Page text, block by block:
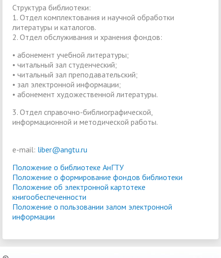
Структура библиотеки:
1. Отдел комплектования и научной обработки
литературы и каталогов.
2. Отдел обслуживания и хранения фондов:
• абонемент учебной литературы;
• читальный зал студенческий;
• читальный зал преподавательский;
• зал электронной информации;
• абонемент художественной литературы.
3. Отдел справочно-библиографической,
информационной и методической работы.
e-mail: liber@angtu.ru
Положение о библиотеке АнГТУ
Положение о формирование фондов библиотеки
Положение об электронной картотеке
книгообеспеченности
Положение о пользовании залом электронной
информации